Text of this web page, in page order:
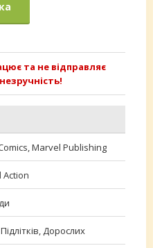
та не відправляє
Marvel Publishing
Action
Дорослих